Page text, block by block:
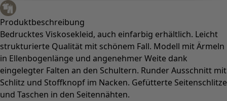
Produktbeschreibung
Bedrucktes Viskosekleid, auch einfarbig erhältlich. Leicht
strukturierte Qualität mit schönem Fall. Modell mit Ärmeln
in Ellenbogenlänge und angenehmer Weite dank
eingelegter Falten an den Schultern. Runder Ausschnitt mit
Schlitz und Stoffknopf im Nacken. Gefütterte Seitenschlitze
und Taschen in den Seitennähten.